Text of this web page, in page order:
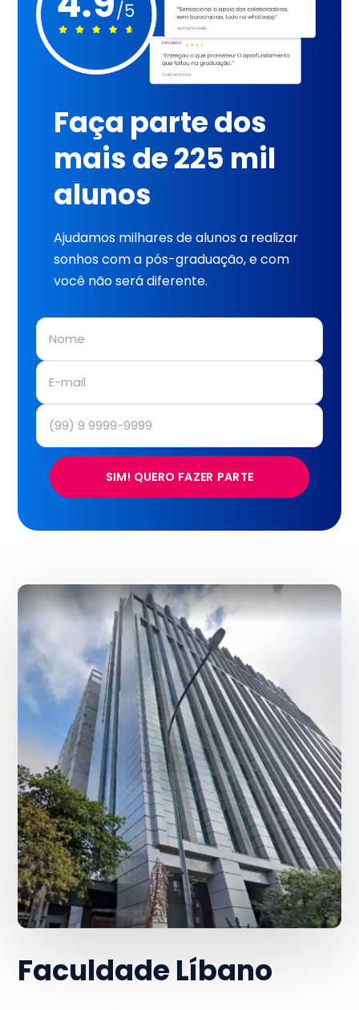
Faça parte dos
mais de 225 mil
alunos
Ajudamos milhares de alunos a realizar
sonhos com a pós-graduação, e com
você não será diferente.
SIM! QUERO FAZER PARTE
Faculdade Líbano